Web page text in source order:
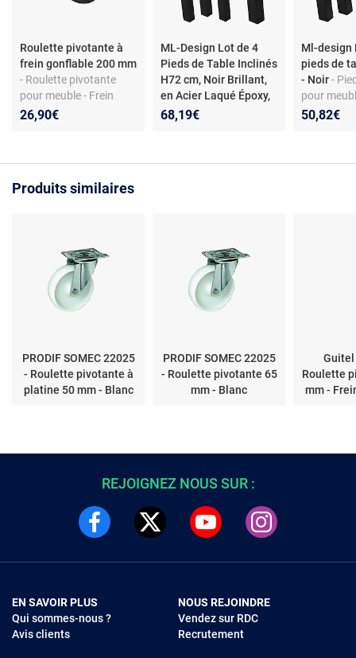
Roulette pivotante à
frein gonflable 200 mm
- Roulette pivotante
pour meuble - Frein
intégré - Roue gonflable
26,90€
ML-Design Lot de 4
Pieds de Table Inclinés
H72 cm, Noir Brillant,
en Acier Laqué Époxy,
Profil Carré 8x8 cm
Autocollantes Inclus
68,19€
Ml-design
pieds de
- Noir-
pour
acier -
50,82€
Produits similaires
PRODIF SOMEC 22025
- Roulette pivotante à
platine 50 mm - Blanc
PRODIF SOMEC 22025
- Roulette pivotante 65
mm - Blanc
Roulette
mm -
REJOIGNEZ NOUS SUR :
EN SAVOIR PLUS
Qui sommes-nous ?
Avis clients
NOUS REJOINDRE
Vendez sur RDC
Recrutement